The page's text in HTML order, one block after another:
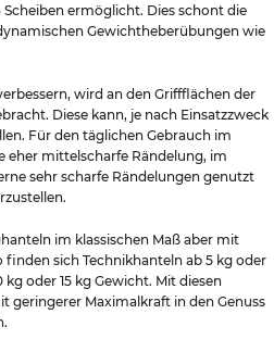
ermöglicht. Dies schont die
Gewichtheberübungen wie
wird an den Griffflächen der
Diese kann, je nach Einsatzzweck
Für den täglichen Gebrauch im
eher mittelscharfe Rändelung, im
sehr scharfe Rändelungen genutzt
im klassischen Maß aber mit
sich Technikhanteln ab 5 kg oder
oder 15 kg Gewicht. Mit diesen
geringerer Maximalkraft in den Genuss